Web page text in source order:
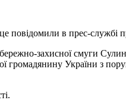
повідомили в прес-службі
захисної смуги
громадянину України з